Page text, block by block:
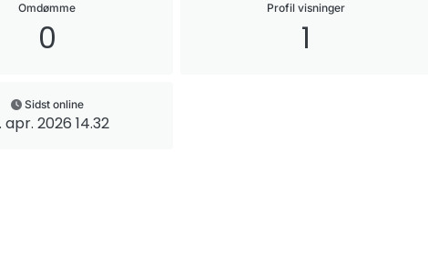
Omdømme
0
Profil visninger
1
Sidst online
apr. 2026 14.32